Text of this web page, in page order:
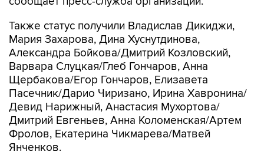
Также статус получили Владислав Дикиджи,
Мария Захарова, Дина Хуснутдинова,
Александра Бойкова/Дмитрий Козловский,
Варвара Слуцкая/Глеб Гончаров, Анна
Щербакова/Егор Гончаров, Елизавета
Пасечник/Дарио Чиризано, Ирина Хавронина/
Девид Нарижный, Анастасия Мухортова/
Дмитрий Евгеньев, Анна Коломенская/Артем
Фролов, Екатерина Чикмарева/Матвей
Янченков.